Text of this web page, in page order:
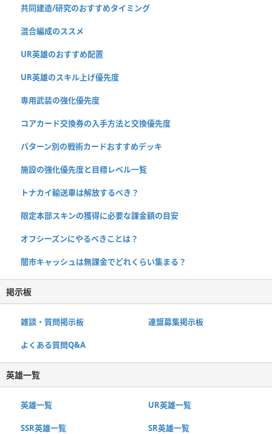
共同建造/研究のおすすめタイミング
混合編成のススメ
UR英雄のおすすめ配置
UR英雄のスキル上げ優先度
専用武装の強化優先度
コアカード交換券の入手方法と交換優先度
パターン別の戦術カードおすすめデッキ
施設の強化優先度と目標レベル一覧
トナカイ輸送車は解放するべき？
限定本部スキンの獲得に必要な課金額の目安
オフシーズンにやるべきことは？
闇市キャッシュは無課金でどれくらい集まる？
掲示板
雑談・質問掲示板 連盟募集掲示板
よくある質問Q&A
英雄一覧
英雄一覧 UR英雄一覧
SSR英雄一覧 SR英雄一覧